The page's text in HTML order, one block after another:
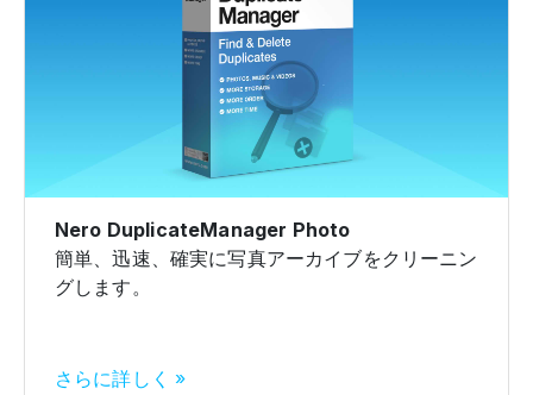
Nero DuplicateManager Photo
簡単、迅速、確実に写真アーカイブをクリーニン
グします。
さらに詳しく »